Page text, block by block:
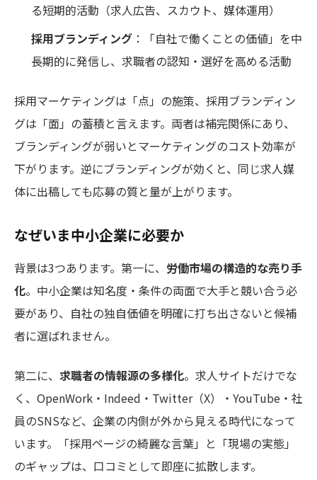
る短期的活動（求人広告、スカウト、媒体運用）
採用ブランディング ：「自社で働くことの価値」を中
長期的に発信し、求職者の認知・選好を高める活動
採用マーケティングは「点」の施策、採用ブランディン
グは「面」の蓄積と言えます。両者は補完関係にあり、
ブランディングが弱いとマーケティングのコスト効率が
下がります。逆にブランディングが効くと、同じ求人媒
体に出稿しても応募の質と量が上がります。
なぜいま中小企業に必要か
背景は3つあります。第一に、 労働市場の構造的な売り手
化。中小企業は知名度・条件の両面で大手と競い合う必
要があり、自社の独自価値を明確に打ち出さないと候補
者に選ばれません。
第二に、 求職者の情報源の多様化。求人サイトだけでな
く、OpenWork・Indeed・Twitter（X）・YouTube・社
員のSNSなど、企業の内側が外から見える時代になって
います。「採用ページの綺麗な言葉」と「現場の実態」
のギャップは、口コミとして即座に拡散します。